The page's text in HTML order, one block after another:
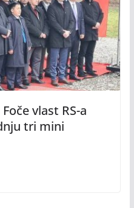
vlast RS-a
tri mini